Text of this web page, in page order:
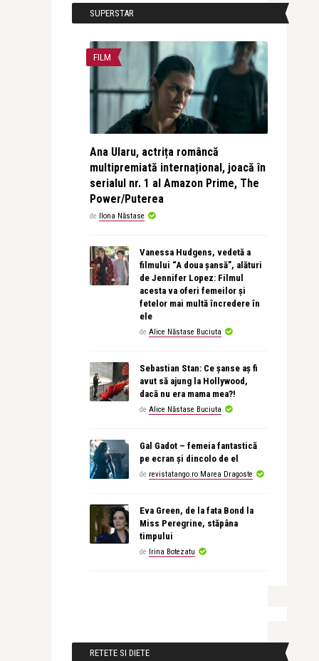
SUPERSTAR
FILM
Ana Ularu, actrița româncă
multipremiată internațional, joacă în
serialul nr. 1 al Amazon Prime, The
Power/Puterea
de Ilona Năstase
Vanessa Hudgens, vedetă a
filmului “A doua șansă”, alături
de Jennifer Lopez: Filmul
acesta va oferi femeilor și
fetelor mai multă încredere în
ele
de Alice Năstase Buciuta
Sebastian Stan: Ce șanse aș fi
avut să ajung la Hollywood,
dacă nu era mama mea?!
de Alice Năstase Buciuta
Gal Gadot – femeia fantastică
pe ecran și dincolo de el
de revistatango.ro Marea Dragoste
Eva Green, de la fata Bond la
Miss Peregrine, stăpâna
timpului
de Irina Botezatu
RETETE SI DIETE